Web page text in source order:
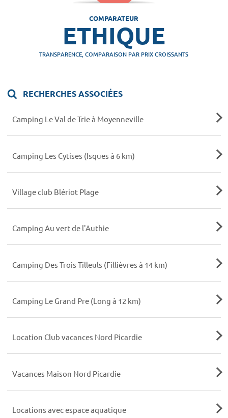
COMPARATEUR
ETHIQUE
TRANSPARENCE, COMPARAISON PAR PRIX CROISSANTS
RECHERCHES ASSOCIÉES
Camping Le Val de Trie à Moyenneville
Camping Les Cytises (Isques à 6 km)
Village club Blériot Plage
Camping Au vert de l'Authie
Camping Des Trois Tilleuls (Fillièvres à 14 km)
Camping Le Grand Pre (Long à 12 km)
Location Club vacances Nord Picardie
Vacances Maison Nord Picardie
Locations avec espace aquatique